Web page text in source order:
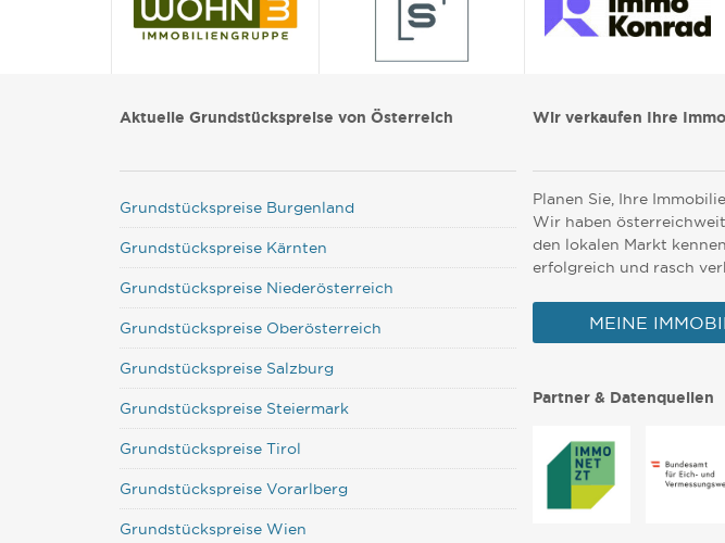
Aktuelle Grundstückspreise von Österreich
Grundstückspreise Burgenland
Grundstückspreise Kärnten
Grundstückspreise Niederösterreich
Grundstückspreise Oberösterreich
Grundstückspreise Salzburg
Grundstückspreise Steiermark
Grundstückspreise Tirol
Grundstückspreise Vorarlberg
Grundstückspreise Wien
Wir verkaufen Ihre
Planen Sie, Ihre
Wir haben
den lokalen Markt
erfolgreich und rasch
MEINE
Partner & Datenquellen